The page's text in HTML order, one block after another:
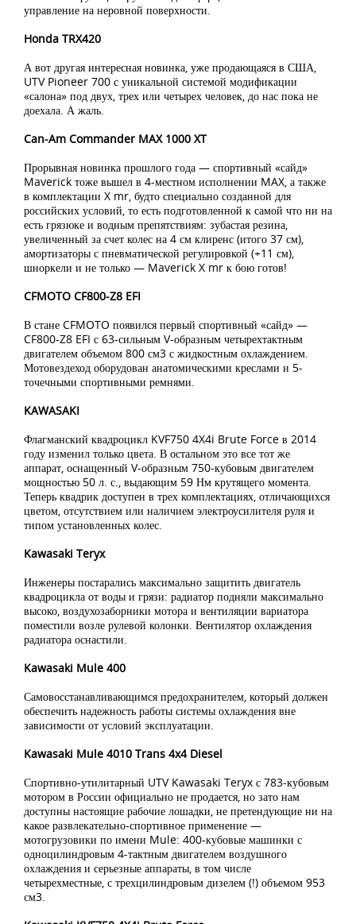
управление на неровной поверхности.
Honda TRX420
А вот другая интересная новинка, уже продающаяся в США,
UTV Pioneer 700 с уникальной системой модификации
«салона» под двух, трех или четырех человек, до нас пока не
доехала. А жаль.
Can-Am Commander MAX 1000 XT
Прорывная новинка прошлого года — спортивный «сайд»
Maverick тоже вышел в 4-местном исполнении MAX, а также
в комплектации X mr, будто специально созданной для
российских условий, то есть подготовленной к самой что ни на
есть грязюке и водным препятствиям: зубастая резина,
увеличенный за счет колес на 4 см клиренс (итого 37 см),
амортизаторы с пневматической регулировкой (+11 см),
шноркели и не только — Maverick X mr к бою готов!
CFMOTO CF800-Z8 EFI
В стане CFMOTO появился первый спортивный «сайд» —
CF800-Z8 EFI с 63-сильным V-образным четырехтактным
двигателем объемом 800 см3 с жидкостным охлаждением.
Мотовездеход оборудован анатомическими креслами и 5-
точечными спортивными ремнями.
KAWASAKI
Флагманский квадроцикл KVF750 4X4i Brute Force в 2014
году изменил только цвета. В остальном это все тот же
аппарат, оснащенный V-образным 750-кубовым двигателем
мощностью 50 л. с., выдающим 59 Нм крутящего момента.
Теперь квадрик доступен в трех комплектациях, отличающихся
цветом, отсутствием или наличием электроусилителя руля и
типом установленных колес.
Kawasaki Teryx
Инженеры постарались максимально защитить двигатель
квадроцикла от воды и грязи: радиатор подняли максимально
высоко, воздухозаборники мотора и вентиляции вариатора
поместили возле рулевой колонки. Вентилятор охлаждения
радиатора оснастили.
Kawasaki Mule 400
Самовосстанавливающимся предохранителем, который должен
обеспечить надежность работы системы охлаждения вне
зависимости от условий эксплуатации.
Kawasaki Mule 4010 Trans 4x4 Diesel
Спортивно-утилитарный UTV Kawasaki Teryx с 783-кубовым
мотором в России официально не продается, но зато нам
доступны настоящие рабочие лошадки, не претендующие ни на
какое развлекательно-спортивное применение —
мотогрузовики по имени Mule: 400-кубовые машинки с
одноцилиндровым 4-тактным двигателем воздушного
охлаждения и серьезные аппараты, в том числе
четырехместные, с трехцилиндровым дизелем (!) объемом 953
см3.